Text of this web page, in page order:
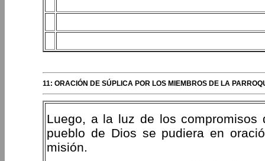
11: ORACIÓN DE SÚPLICA POR LOS MIEMBROS DE LA
Luego, a la luz de los
pueblo de Dios se pudiera en
misión.